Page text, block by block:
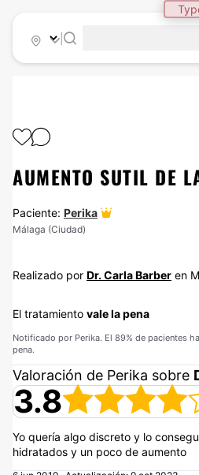
AUMENTO SUTIL DE
Paciente: Perika
Málaga (Ciudad)
Realizado por Dr. Carla Barber en
El tratamiento vale la pena
Notificado por Perika. El 89% de pacientes
pena.
Valoración de Perika sobre
3.8
Yo quería algo discreto y lo
hidratados y un poco de aumento